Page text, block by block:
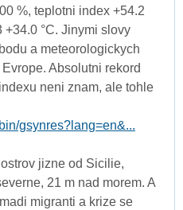
%, teplotni index +54.2
+34.0 °C. Jinymi slovy
a meteorologickych
Absolutni rekord
neni znam, ale tohle
gsynres?lang=en&...
ostrov jizne od Sicilie,
21 m nad morem. A
migranti a krize se